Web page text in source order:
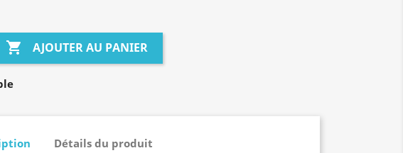
 AJOUTER AU PANIER
Détails du produit